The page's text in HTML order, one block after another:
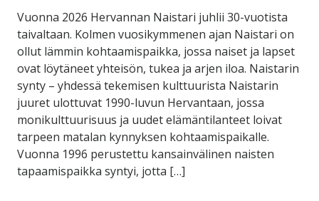
Vuonna 2026 Hervannan Naistari juhlii 30-vuotista
taivaltaan. Kolmen vuosikymmenen ajan Naistari on
ollut lämmin kohtaamispaikka, jossa naiset ja lapset
ovat löytäneet yhteisön, tukea ja arjen iloa. Naistarin
synty – yhdessä tekemisen kulttuurista Naistarin
juuret ulottuvat 1990-luvun Hervantaan, jossa
monikulttuurisuus ja uudet elämäntilanteet loivat
tarpeen matalan kynnyksen kohtaamispaikalle.
Vuonna 1996 perustettu kansainvälinen naisten
tapaamispaikka syntyi, jotta […]